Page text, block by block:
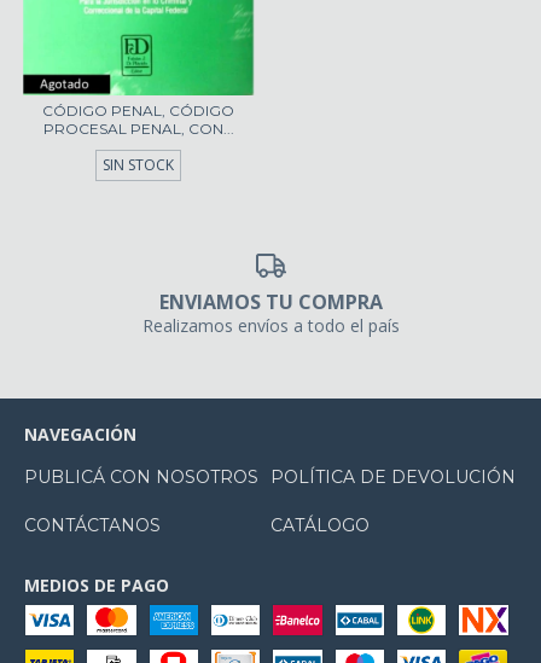
CÓDIGO PENAL, CÓDIGO
PROCESAL PENAL, CON...
SIN STOCK
ENVIAMOS TU COMPRA
Realizamos envíos a todo el país
NAVEGACIÓN
PUBLICÁ CON NOSOTROS POLÍTICA DE DEVOLUCIÓN
CONTÁCTANOS CATÁLOGO
MEDIOS DE PAGO